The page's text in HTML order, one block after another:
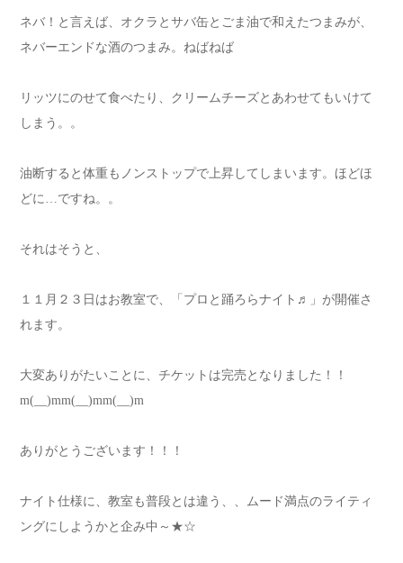
ネバ！と言えば、オクラとサバ缶とごま油で和えたつまみが、
ネバーエンドな酒のつまみ。ねばねば
リッツにのせて食べたり、クリームチーズとあわせてもいけて
しまう。。
油断すると体重もノンストップで上昇してしまいます。ほどほ
どに…ですね。。
それはそうと、
１１月２３日はお教室で、「プロと踊ろらナイト♬」が開催さ
れます。
大変ありがたいことに、チケットは完売となりました！！
m(__)mm(__)mm(__)m
ありがとうございます！！！
ナイト仕様に、教室も普段とは違う、、ムード満点のライティ
ングにしようかと企み中～★☆